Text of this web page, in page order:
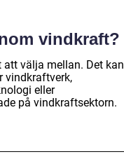
vindkraft?
välja mellan. Det
vindkraftverk,
eller
på vindkraftsektorn.